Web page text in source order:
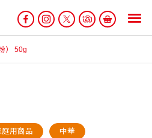
） 50g
庭用商品 中華